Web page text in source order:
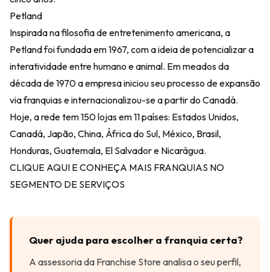
Petland
Inspirada na filosofia de entretenimento americana, a
Petland foi fundada em 1967, com a ideia de potencializar a
interatividade entre humano e animal. Em meados da
década de 1970 a empresa iniciou seu processo de expansão
via franquias e internacionalizou-se a partir do Canadá.
Hoje, a rede tem 150 lojas em 11 países: Estados Unidos,
Canadá, Japão, China, África do Sul, México, Brasil,
Honduras, Guatemala, El Salvador e Nicarágua.
CLIQUE AQUI E CONHEÇA MAIS FRANQUIAS NO
SEGMENTO DE SERVIÇOS
Quer ajuda para escolher a franquia certa?
A assessoria da Franchise Store analisa o seu perfil,